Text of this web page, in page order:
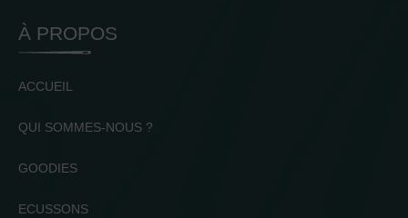
À PROPOS
ACCUEIL
QUI SOMMES-NOUS ?
GOODIES
ECUSSONS